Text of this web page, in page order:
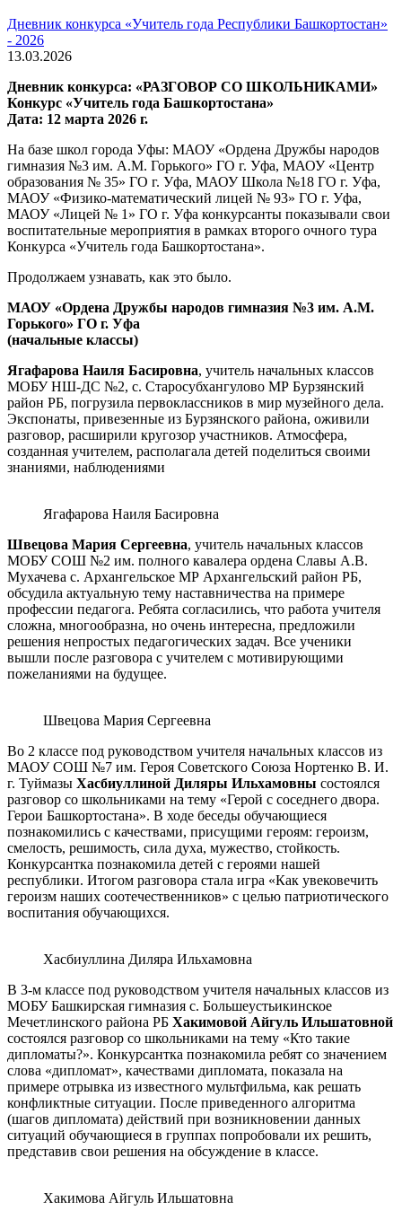
Дневник конкурса «Учитель года Республики Башкортостан»
- 2026
13.03.2026
Дневник конкурса: «РАЗГОВОР СО ШКОЛЬНИКАМИ»
Конкурс «Учитель года Башкортостана»
Дата: 12 марта 2026 г.
На базе школ города Уфы: МАОУ «Ордена Дружбы народов
гимназия №3 им. А.М. Горького» ГО г. Уфа, МАОУ «Центр
образования № 35» ГО г. Уфа, МАОУ Школа №18 ГО г. Уфа,
МАОУ «Физико-математический лицей № 93» ГО г. Уфа,
МАОУ «Лицей № 1» ГО г. Уфа конкурсанты показывали свои
воспитательные мероприятия в рамках второго очного тура
Конкурса «Учитель года Башкортостана».
Продолжаем узнавать, как это было.
МАОУ «Ордена Дружбы народов гимназия №3 им. А.М.
Горького» ГО г. Уфа
(начальные классы)
Ягафарова Наиля Басировна, учитель начальных классов
МОБУ НШ-ДС №2, с. Старосубхангулово МР Бурзянский
район РБ, погрузила первоклассников в мир музейного дела.
Экспонаты, привезенные из Бурзянского района, оживили
разговор, расширили кругозор участников. Атмосфера,
созданная учителем, располагала детей поделиться своими
знаниями, наблюдениями
Ягафарова Наиля Басировна
Швецова Мария Сергеевна, учитель начальных классов
МОБУ СОШ №2 им. полного кавалера ордена Славы А.В.
Мухачева с. Архангельское МР Архангельский район РБ,
обсудила актуальную тему наставничества на примере
профессии педагога. Ребята согласились, что работа учителя
сложна, многообразна, но очень интересна, предложили
решения непростых педагогических задач. Все ученики
вышли после разговора с учителем с мотивирующими
пожеланиями на будущее.
Швецова Мария Сергеевна
Во 2 классе под руководством учителя начальных классов из
МАОУ СОШ №7 им. Героя Советского Союза Нортенко В. И.
г. Туймазы Хасбиуллиной Диляры Ильхамовны состоялся
разговор со школьниками на тему «Герой с соседнего двора.
Герои Башкортостана». В ходе беседы обучающиеся
познакомились с качествами, присущими героям: героизм,
смелость, решимость, сила духа, мужество, стойкость.
Конкурсантка познакомила детей с героями нашей
республики. Итогом разговора стала игра «Как увековечить
героизм наших соотечественников» с целью патриотического
воспитания обучающихся.
Хасбиуллина Диляра Ильхамовна
В 3-м классе под руководством учителя начальных классов из
МОБУ Башкирская гимназия с. Большеустьикинское
Мечетлинского района РБ Хакимовой Айгуль Ильшатовной
состоялся разговор со школьниками на тему «Кто такие
дипломаты?». Конкурсантка познакомила ребят со значением
слова «дипломат», качествами дипломата, показала на
примере отрывка из известного мультфильма, как решать
конфликтные ситуации. После приведенного алгоритма
(шагов дипломата) действий при возникновении данных
ситуаций обучающиеся в группах попробовали их решить,
представив свои решения на обсуждение в классе.
Хакимова Айгуль Ильшатовна